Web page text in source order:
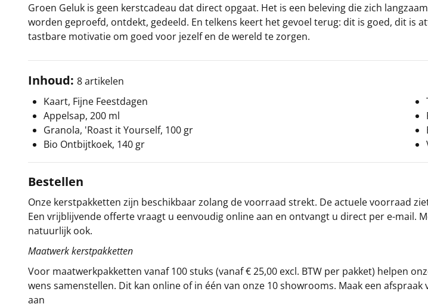
Groen Geluk is geen kerstcadeau dat direct opgaat. Het is een beleving die zich
worden geproefd, ontdekt, gedeeld. En telkens keert het gevoel terug: dit is goed, dit is
tastbare motivatie om goed voor jezelf en de wereld te zorgen.
Inhoud: 8 artikelen
Kaart, Fijne Feestdagen
Appelsap, 200 ml
Granola, 'Roast it Yourself, 100 gr
Bio Ontbijtkoek, 140 gr
Bestellen
Onze kerstpakketten zijn beschikbaar zolang de voorraad strekt. De actuele voorraad
Een vrijblijvende offerte vraagt u eenvoudig online aan en ontvangt u direct per e-mail.
natuurlijk ook.
Maatwerk kerstpakketten
Voor maatwerkpakketten vanaf 100 stuks (vanaf € 25,00 excl. BTW per pakket) helpen
wens samenstellen. Dit kan online of in één van onze 10 showrooms. Maak een afspraak
aan